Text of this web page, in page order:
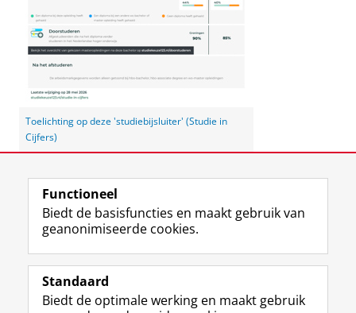
Toelichting op deze 'studiebijsluiter' (Studie in
Cijfers)
Laatst gewijzigd: 03 juni 2026 12:26
Volg de RUG
F
a
e
L
i
k
R
S
-
I
n
t
Y
o
T
Studiekiezers
Functioneel
Biedt de basisfuncties en maakt gebruik van
geanonimiseerde cookies.
Standaard
Biedt de optimale werking en maakt gebruik